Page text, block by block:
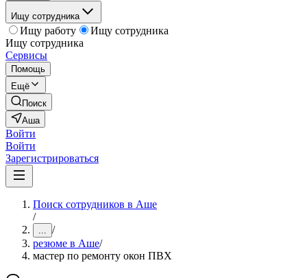
Ищу сотрудника
Ищу работу
Ищу сотрудника
Ищу сотрудника
Сервисы
Помощь
Ещё
Поиск
Аша
Войти
Войти
Зарегистрироваться
Поиск сотрудников в Аше
/
... /
резюме в Аше/
мастер по ремонту окон ПВХ